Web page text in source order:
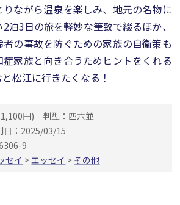
りながら温泉を楽しみ、地元の名物に
泊3日の旅を軽妙な筆致で綴るほか、
者の事故を防ぐための家族の自衛策も
家族と向き合うためヒントをくれる
松江に行きたくなる！
円)
判型：四六並
日：2025/03/15
9
セイ >エッセイ > その他